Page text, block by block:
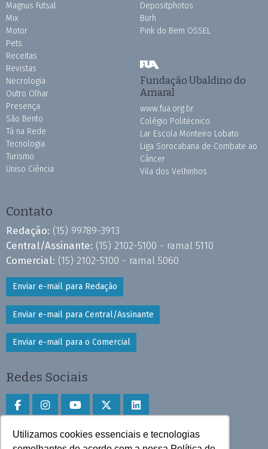
Utilizamos cookies essenciais e tecnologias
Magnus Futsal
Mix
Motor
Pets
Receitas
Revistas
Necrologia
Outro Olhar
Presença
São Bento
Tá na Rede
Tecnologia
Turismo
Uniso Ciência
Depositphotos
Burh
Pink do Bem OSSEL
Fundação Ubaldino do
Amaral
www.fua.org.br
Colégio Politécnico
Lar Escola Monteiro Lobato
Liga Sorocabana de Combate ao
Câncer
Vila dos Velhinhos
Contato
Redação: (15) 99789-3913
Central/Assinante: (15) 2102-5100 - ramal 5110
Comercial: (15) 2102-5100 - ramal 5060
Enviar e-mail para Redação
Enviar e-mail para Central/Assinante
Enviar e-mail para o Comercial
Redes Sociais
Faça download do aplicativo